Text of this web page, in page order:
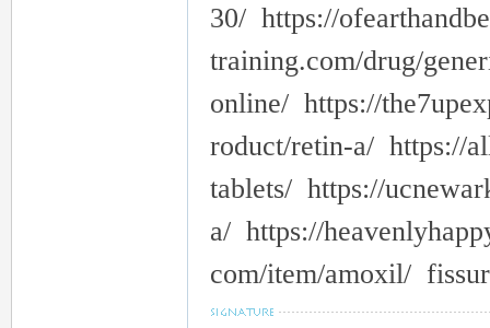
30/ https://
training.com/drug/
online/ https://
roduct/retin-a/ https://
tablets/ https://
a/ https://
com/item/amoxil/